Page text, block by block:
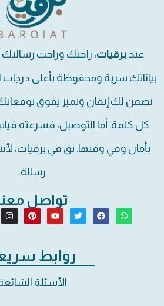
عند برقيات، راحتك وراحت رسالتك
بياناتك سرية ومحفوظة بأعلى درجات
نضمن لك إتقان وتميز يفوق
كل كلمة. أما التوصيل، فسرعته
بأمان وفي وقتها. ثق في برقيات،
رسالة.
تواصل
روابط
الأسئلة